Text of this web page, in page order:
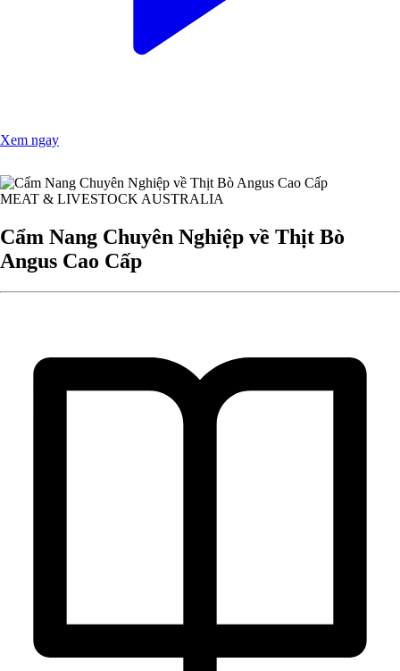
Xem ngay
MEAT & LIVESTOCK AUSTRALIA
Cẩm Nang Chuyên Nghiệp về Thịt Bò
Angus Cao Cấp